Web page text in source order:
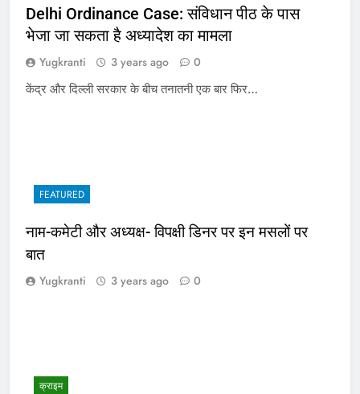
Delhi Ordinance Case: संविधान पीठ के पास
भेजा जा सकता है अध्यादेश का मामला
Yugkranti 3 years ago 0
केंद्र और दिल्ली सरकार के बीच तनातनी एक बार फिर…
FEATURED
नाम-कमेटी और अध्यक्ष- विपक्षी डिनर पर इन मसलों पर
बात
Yugkranti 3 years ago 0
क्राइम